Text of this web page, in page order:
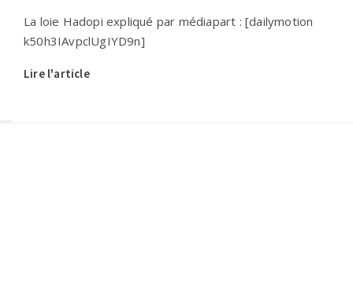
La loie Hadopi expliqué par médiapart : [dailymotion
k50h3IAvpclUgIYD9n]
Lire l'article